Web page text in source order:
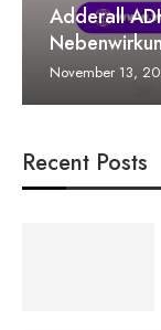
Adderall
November 13,
Recent Posts